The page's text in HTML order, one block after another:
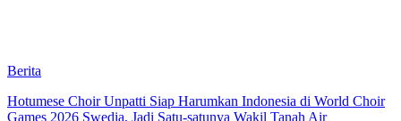
Berita
Hotumese Choir Unpatti Siap Harumkan Indonesia di World Choir
Games 2026 Swedia, Jadi Satu-satunya Wakil Tanah Air